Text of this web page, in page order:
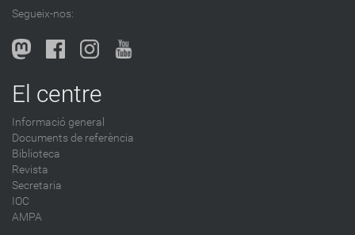
Segueix-nos:
El centre
Informació general
Documents de referència
Biblioteca
Revista
Secretaria
IOC
AMPA